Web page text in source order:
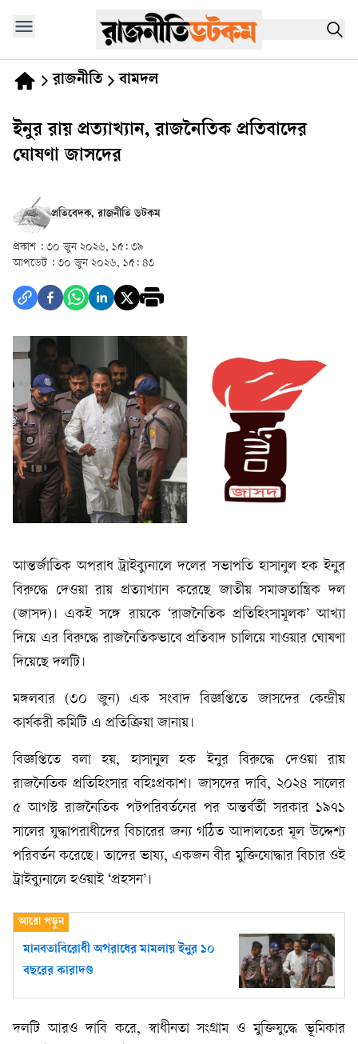
রাজনীতি বামদল
ইনুর রায় প্রত্যাখ্যান, রাজনৈতিক প্রতিবাদের
ঘোষণা জাসদের
প্রতিবেদক, রাজনীতি ডটকম
প্রকাশ : ৩০ জুন ২০২৬, ১৫: ৩৯
আপডেট : ৩০ জুন ২০২৬, ১৫: ৪৩
আন্তর্জাতিক অপরাধ ট্রাইব্যুনালে দলের সভাপতি হাসানুল হক ইনুর
বিরুদ্ধে দেওয়া রায় প্রত্যাখ্যান করেছে জাতীয় সমাজতান্ত্রিক দল
(জাসদ)। একই সঙ্গে রায়কে ‘রাজনৈতিক প্রতিহিংসামূলক’ আখ্যা
দিয়ে এর বিরুদ্ধে রাজনৈতিকভাবে প্রতিবাদ চালিয়ে যাওয়ার ঘোষণা
দিয়েছে দলটি।
মঙ্গলবার (৩০ জুন) এক সংবাদ বিজ্ঞপ্তিতে জাসদের কেন্দ্রীয়
কার্যকরী কমিটি এ প্রতিক্রিয়া জানায়।
বিজ্ঞপ্তিতে বলা হয়, হাসানুল হক ইনুর বিরুদ্ধে দেওয়া রায়
রাজনৈতিক প্রতিহিংসার বহিঃপ্রকাশ। জাসদের দাবি, ২০২৪ সালের
৫ আগস্ট রাজনৈতিক পটপরিবর্তনের পর অন্তর্বর্তী সরকার ১৯৭১
সালের যুদ্ধাপরাধীদের বিচারের জন্য গঠিত আদালতের মূল উদ্দেশ্য
পরিবর্তন করেছে। তাদের ভাষ্য, একজন বীর মুক্তিযোদ্ধার বিচার ওই
ট্রাইব্যুনালে হওয়াই ‘প্রহসন’।
মানবতাবিরোধী অপরাধের মামলায় ইনুর ১০
বছরের কারাদণ্ড
দলটি আরও দাবি করে, স্বাধীনতা সংগ্রাম ও মুক্তিযুদ্ধে ভূমিকার